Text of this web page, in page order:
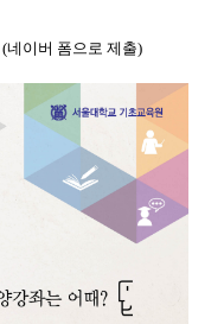
(네이버 폼으로 제출)